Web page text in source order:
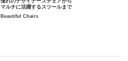
マルチに活躍するスツールまで
Beautiful Chairs